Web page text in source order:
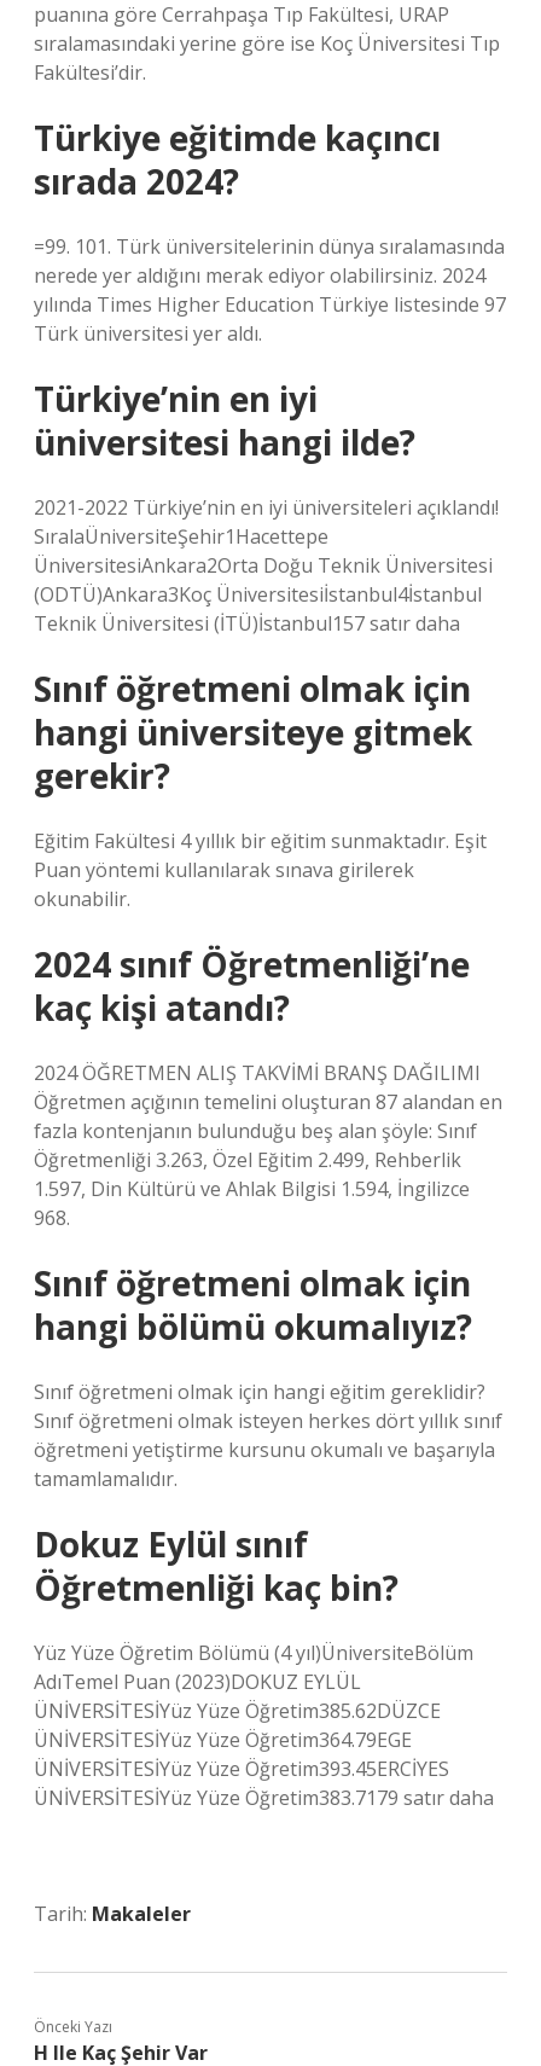
puanına göre Cerrahpaşa Tıp Fakültesi, URAP
sıralamasındaki yerine göre ise Koç Üniversitesi Tıp
Fakültesi’dir.
Türkiye eğitimde kaçıncı
sırada 2024?
=99. 101. Türk üniversitelerinin dünya sıralamasında
nerede yer aldığını merak ediyor olabilirsiniz. 2024
yılında Times Higher Education Türkiye listesinde 97
Türk üniversitesi yer aldı.
Türkiye’nin en iyi
üniversitesi hangi ilde?
2021-2022 Türkiye’nin en iyi üniversiteleri açıklandı!
SıralaÜniversiteŞehir1Hacettepe
ÜniversitesiAnkara2Orta Doğu Teknik Üniversitesi
(ODTÜ)Ankara3Koç Üniversitesiİstanbul4İstanbul
Teknik Üniversitesi (İTÜ)İstanbul157 satır daha
Sınıf öğretmeni olmak için
hangi üniversiteye gitmek
gerekir?
Eğitim Fakültesi 4 yıllık bir eğitim sunmaktadır. Eşit
Puan yöntemi kullanılarak sınava girilerek
okunabilir.
2024 sınıf Öğretmenliği’ne
kaç kişi atandı?
2024 ÖĞRETMEN ALIŞ TAKVİMİ BRANŞ DAĞILIMI
Öğretmen açığının temelini oluşturan 87 alandan en
fazla kontenjanın bulunduğu beş alan şöyle: Sınıf
Öğretmenliği 3.263, Özel Eğitim 2.499, Rehberlik
1.597, Din Kültürü ve Ahlak Bilgisi 1.594, İngilizce
968.
Sınıf öğretmeni olmak için
hangi bölümü okumalıyız?
Sınıf öğretmeni olmak için hangi eğitim gereklidir?
Sınıf öğretmeni olmak isteyen herkes dört yıllık sınıf
öğretmeni yetiştirme kursunu okumalı ve başarıyla
tamamlamalıdır.
Dokuz Eylül sınıf
Öğretmenliği kaç bin?
Yüz Yüze Öğretim Bölümü (4 yıl)ÜniversiteBölüm
AdıTemel Puan (2023)DOKUZ EYLÜL
ÜNİVERSİTESİYüz Yüze Öğretim385.62DÜZCE
ÜNİVERSİTESİYüz Yüze Öğretim364.79EGE
ÜNİVERSİTESİYüz Yüze Öğretim393.45ERCİYES
ÜNİVERSİTESİYüz Yüze Öğretim383.7179 satır daha
Tarih: Makaleler
Önceki Yazı
H Ile Kaç Şehir Var